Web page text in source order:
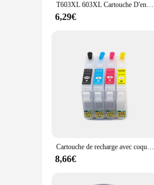
T603XL 603XL Cartouche D'encre Pour Epson 603 XL Compatible XP-2100 XP-2105 3100 3105 4100 XP-4105 WF-2810 WF-2830 Imprimante
6,29€
Cartouche de recharge avec coque pour Epson, Europe T03A 603 603XL, XP2150, XP2axes, XP3150, XP3axes, XP4150, XP4axes, WF2840, WF2870, WF2845, WF2850
8,66€